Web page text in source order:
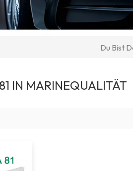
Du Bist
IN MARINEQUALITÄT